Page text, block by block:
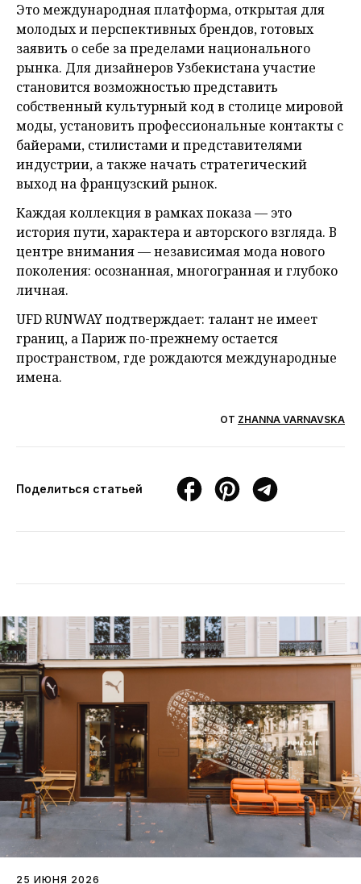
Это международная платформа, открытая для
молодых и перспективных брендов, готовых
заявить о себе за пределами национального
рынка. Для дизайнеров Узбекистана участие
становится возможностью представить
собственный культурный код в столице мировой
моды, установить профессиональные контакты с
байерами, стилистами и представителями
индустрии, а также начать стратегический
выход на французский рынок.
Каждая коллекция в рамках показа — это
история пути, характера и авторского взгляда. В
центре внимания — независимая мода нового
поколения: осознанная, многогранная и глубоко
личная.
UFD RUNWAY подтверждает: талант не имеет
границ, а Париж по-прежнему остается
пространством, где рождаются международные
имена.
ОТ ZHANNA VARNAVSKA
Поделиться статьей
25 ИЮНЯ 2026